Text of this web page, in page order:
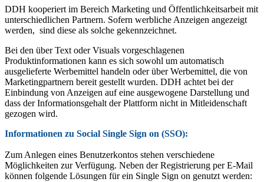
DDH kooperiert im Bereich Marketing und Öffentlichkeitsarbeit mit
unterschiedlichen Partnern. Sofern werbliche Anzeigen angezeigt
werden, sind diese als solche gekennzeichnet.
Bei den über Text oder Visuals vorgeschlagenen
Produktinformationen kann es sich sowohl um automatisch
ausgelieferte Werbemittel handeln oder über Werbemittel, die von
Marketingpartnern bereit gestellt wurden. DDH achtet bei der
Einbindung von Anzeigen auf eine ausgewogene Darstellung und
dass der Informationsgehalt der Plattform nicht in Mitleidenschaft
gezogen wird.
Informationen zu Social Single Sign on (SSO):
Zum Anlegen eines Benutzerkontos stehen verschiedene
Möglichkeiten zur Verfügung. Neben der Registrierung per E-Mail
können folgende Lösungen für ein Single Sign on genutzt werden: